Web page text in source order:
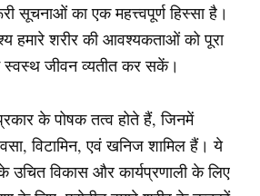
सूचनाओं का एक महत्त्वपूर्ण हिस्सा है।
हमारे शरीर की आवश्यकताओं को पूरा
स्वस्थ जीवन व्यतीत कर सकें।
प्रकार के पोषक तत्व होते हैं, जिनमें
वसा, विटामिन, एवं खनिज शामिल हैं। ये
उचित विकास और कार्यप्रणाली के लिए